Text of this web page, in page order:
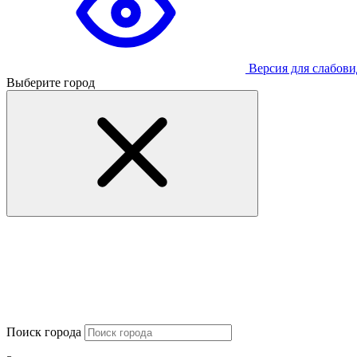
Версия для
Выберите город
Поиск города